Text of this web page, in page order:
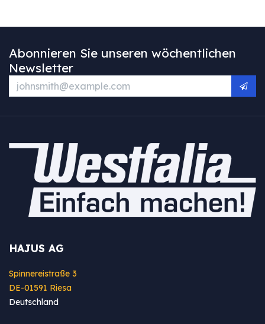
Abonnieren Sie unseren wöchentlichen
Newsletter
HAJUS AG
Spinnereistraße 3
DE-01591 Riesa
Deutschland